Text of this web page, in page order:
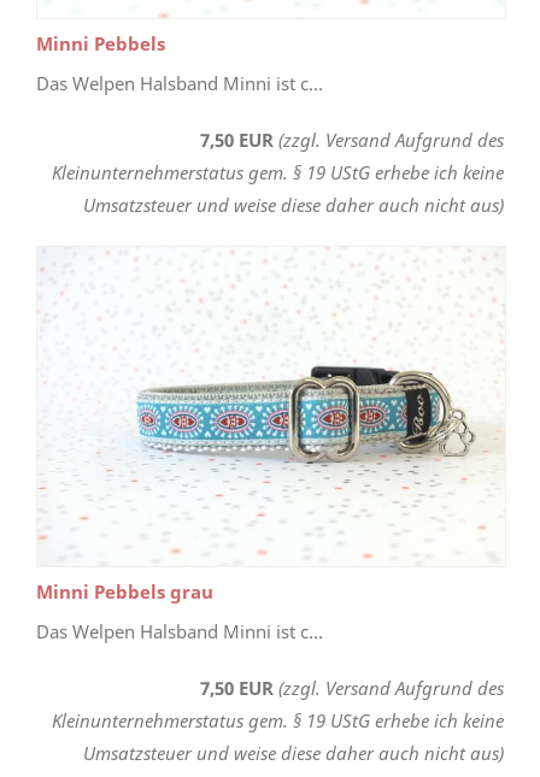
Minni Pebbels
Das Welpen Halsband Minni ist c...
7,50 EUR (zzgl. Versand Aufgrund des
Kleinunternehmerstatus gem. § 19 UStG erhebe ich keine
Umsatzsteuer und weise diese daher auch nicht aus)
Minni Pebbels grau
Das Welpen Halsband Minni ist c...
7,50 EUR (zzgl. Versand Aufgrund des
Kleinunternehmerstatus gem. § 19 UStG erhebe ich keine
Umsatzsteuer und weise diese daher auch nicht aus)